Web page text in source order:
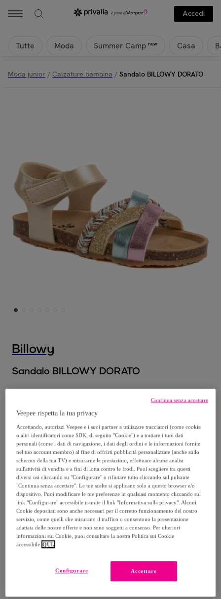
Accedi
Tutte Moda Summer Camp new Casa
Moda junior / Calzature bambina / Sandalo BILLOWY DORATO
Billowy
Sandalo BILLOWY DORATO
28,00 €
57,90 €
-51%
Guida alle taglie
Venduto daGrupo DS
Consegna
19/08
Veepee rispetta la tua privacy
Accettando, autorizzi Veepee e i suoi partner a utilizzare tracciatori (come cookie
o altri identificatori come SDK, di seguito "Cookie") e a trattare i tuoi dati
personali (come i dati di navigazione, i dati degli ordini e le informazioni fornite
nel tuo account membro) al fine di offrirti pubblicità personalizzate (anche sullo
schermo della tua TV) e misurarne le prestazioni, effettuare alcune analisi
sull'attività di vendita e a fini di lotta contro le frodi. Puoi scegliere tra questi
diversi usi cliccando su "Configurare" o rifiutare tutto cliccando sul pulsante
"Continua senza accettare". Le tue scelte si applicano solo a questo browser e/o
dispositivo. Puoi modificare le tue preferenze in qualsiasi momento cliccando sul
link "Configurare" accessibile tramite il link "Informativa sulla privacy". Alcuni
Cookie depositati sono anche necessari per il corretto funzionamento del nostro
servizio, come quelli che misurano il traffico o consentono la presentazione
adattata delle nostre offerte e non sono soggetti a consenso. Per ulteriori
informazioni sui Cookie, puoi consultare la nostra Politica sui Cookie
accessibile QUI.
Accettare
Configurare
Continua senza accettare